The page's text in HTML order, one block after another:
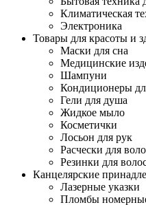
Климатическая
Электроника
Товары для красоты и
Маски для сна
Медицинские
Шампуни
Кондиционеры
Гели для душа
Жидкое мыло
Косметички
Лосьон для рук
Расчески для
Резинки для
Канцелярские
Лазерные указки
Пломбы